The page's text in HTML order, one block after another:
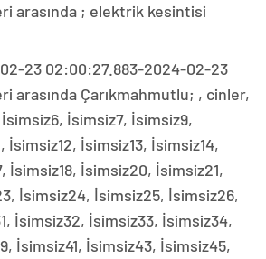
arasında ; elektrik kesintisi
23 02:00:27.883-2024-02-23
arasında Çarıkmahmutlu; , cinler,
İsimsiz7, İsimsiz9,
İsimsiz12, İsimsiz13, İsimsiz14,
İsimsiz18, İsimsiz20, İsimsiz21,
İsimsiz24, İsimsiz25, İsimsiz26,
İsimsiz32, İsimsiz33, İsimsiz34,
İsimsiz41, İsimsiz43, İsimsiz45,